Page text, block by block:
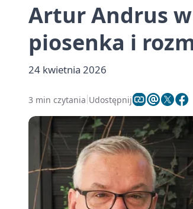
Artur Andrus
piosenka i
24 kwietnia 2026
3 min czytania Udostępnij